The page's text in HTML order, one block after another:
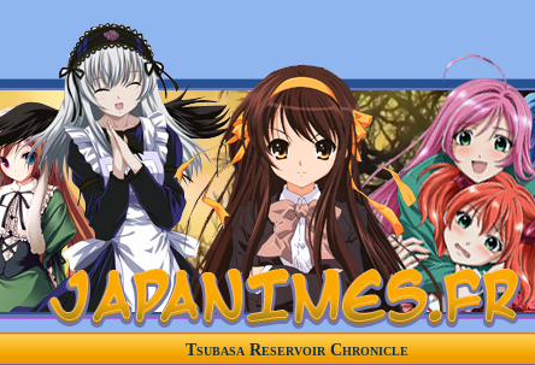
Tsubasa Reservoir Chronicle